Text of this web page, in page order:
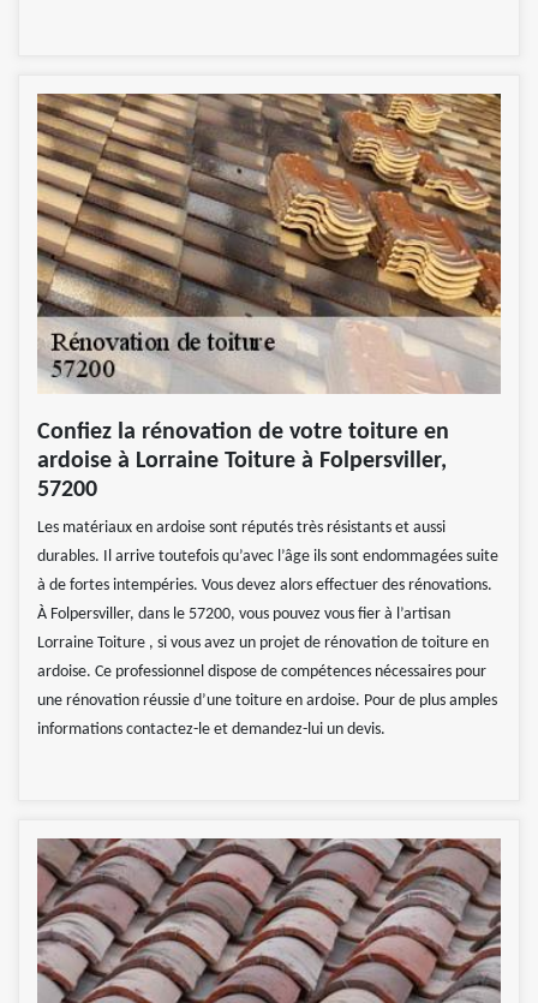
Confiez la rénovation de votre toiture en
ardoise à Lorraine Toiture à Folpersviller,
57200
Les matériaux en ardoise sont réputés très résistants et aussi
durables. Il arrive toutefois qu’avec l’âge ils sont endommagées suite
à de fortes intempéries. Vous devez alors effectuer des rénovations.
À Folpersviller, dans le 57200, vous pouvez vous fier à l’artisan
Lorraine Toiture , si vous avez un projet de rénovation de toiture en
ardoise. Ce professionnel dispose de compétences nécessaires pour
une rénovation réussie d’une toiture en ardoise. Pour de plus amples
informations contactez-le et demandez-lui un devis.